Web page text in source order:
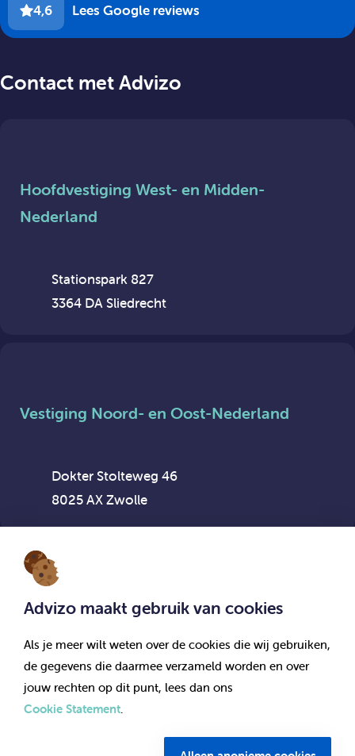
Advizo maakt gebruik van cookies
Als je meer wilt weten over de cookies die wij gebruiken,
de gegevens die daarmee verzameld worden en over
jouw rechten op dit punt, lees dan ons
Cookie Statement
4,6 Lees Google reviews
Contact met Advizo
Hoofdvestiging West- en Midden-
Nederland
Stationspark 827
3364 DA Sliedrecht
Vestiging Noord- en Oost-Nederland
Dokter Stolteweg 46
8025 AX Zwolle
Vestiging Flexpool Advizo Interim
Dokter Stolteweg 46
8025 AX Zwolle
© Advizo 2026. Alle rechten voorbehouden.